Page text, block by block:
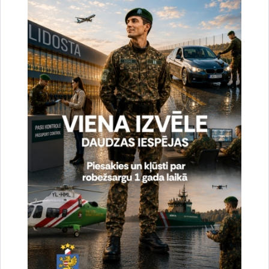
Noslēgušās Valsts robežsardzes organizētas
starptautiskās operatīvi - taktiskās mācības
“RONIS 2026”
27.07.2026. Sabiedriskie pasākumi
2026. gada 6. augusts uz valsts robežas un
valsts iekšienē
07.08.2026. Statistika
2026. gada 5. augusts uz valsts robežas un